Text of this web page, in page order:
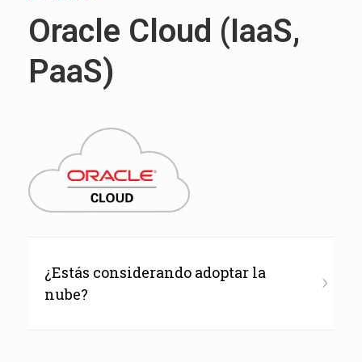
Oracle Cloud (IaaS,
PaaS)
¿Estás considerando adoptar la
nube?